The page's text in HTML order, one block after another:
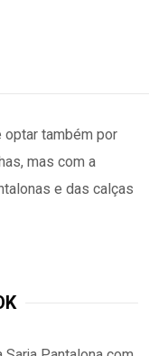
também por
mas com a
e das calças